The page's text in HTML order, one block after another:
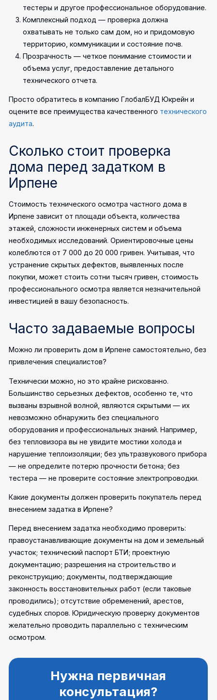
тестеры и другое профессиональное оборудование.
Комплексный подход — проверка должна
охватывать не только сам дом, но и придомовую
территорию, коммуникации и состояние почв.
Прозрачность — четкое понимание стоимости и
объема услуг, предоставление детального
технического отчета.
Просто обратитесь в компанию ГлобалБУД Юкрейн и
оцените все преимущества качественного технического
аудита.
Сколько стоит проверка
дома перед задатком в
Ирпене
Стоимость технического осмотра частного дома в
Ирпене зависит от площади объекта, количества
этажей, сложности инженерных систем и объема
необходимых исследований. Ориентировочные цены
колеблются от 7 000 до 20 000 гривен. Учитывая, что
устранение скрытых дефектов, выявленных после
покупки, может стоить сотни тысяч гривен, стоимость
профессионального осмотра является незначительной
инвестицией в вашу безопасность.
Часто задаваемые вопросы
Можно ли проверить дом в Ирпене самостоятельно, без
привлечения специалистов?
Технически можно, но это крайне рискованно.
Большинство серьезных дефектов, особенно те, что
вызваны взрывной волной, являются скрытыми — их
невозможно обнаружить без специального
оборудования и профессиональных знаний. Например,
без тепловизора вы не увидите мостики холода и
нарушение теплоизоляции; без ультразвукового прибора
— не определите потерю прочности бетона; без
тестера — не проверите состояние электропроводки.
Какие документы должен проверить покупатель перед
внесением задатка в Ирпене?
Перед внесением задатка необходимо проверить:
правоустанавливающие документы на дом и земельный
участок; технический паспорт БТИ; проектную
документацию; разрешения на строительство и
реконструкцию; документы, подтверждающие
законность восстановительных работ (если таковые
проводились); отсутствие обременений, арестов,
судебных споров. Юридическую проверку документов
желательно проводить параллельно с техническим
осмотром.
Нужна первичная
консультация?